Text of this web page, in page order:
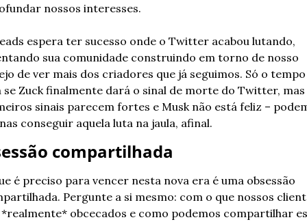
nossos interesses.
espera ter sucesso onde o Twitter acabou lutando,
sua comunidade construindo em torno de nosso
de ver mais dos criadores que já seguimos. Só o tempo
se Zuck finalmente dará o sinal de morte do Twitter, mas
sinais parecem fortes e Musk não está feliz –
conseguir aquela luta na jaula, afinal.
compartilhada
é preciso para vencer nesta nova era é uma obsessão
Pergunte a si mesmo: com o que nossos
obcecados e como podemos compartilhar